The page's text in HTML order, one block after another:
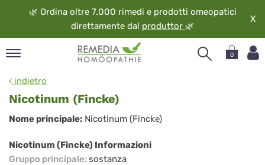
🌿 Ordina oltre 7.000 rimedi e prodotti omeopatici
direttamente dal produttor 🌿
X
0
indietro
Nicotinum (Fincke)
Nicotinum
(Fincke)
Nome principale: Nicotinum (Fincke)
Nicotinum (Fincke) Informazioni
Gruppo principale: sostanza